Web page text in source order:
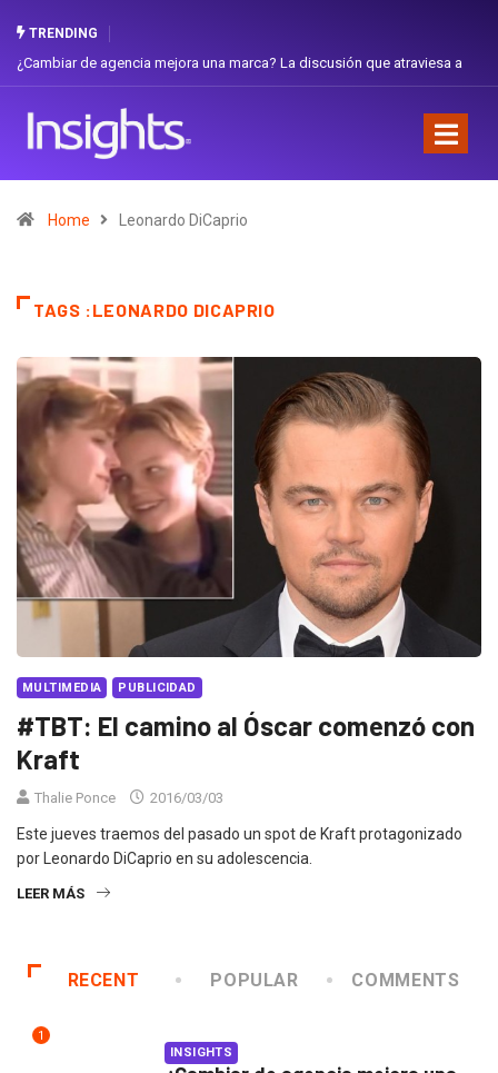
TRENDING
¿Cambiar de agencia mejora una marca? La discusión que atraviesa a
Home Leonardo DiCaprio
TAGS :LEONARDO DICAPRIO
MULTIMEDIA PUBLICIDAD
#TBT: El camino al Óscar comenzó con
Kraft
Thalie Ponce 2016/03/03
Este jueves traemos del pasado un spot de Kraft protagonizado
por Leonardo DiCaprio en su adolescencia.
LEER MÁS
RECENT POPULAR COMMENTS
1
INSIGHTS